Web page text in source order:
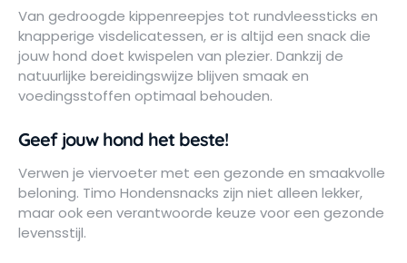
Van gedroogde kippenreepjes tot rundvleessticks en
knapperige visdelicatessen, er is altijd een snack die
jouw hond doet kwispelen van plezier. Dankzij de
natuurlijke bereidingswijze blijven smaak en
voedingsstoffen optimaal behouden.
Geef jouw hond het beste!
Verwen je viervoeter met een gezonde en smaakvolle
beloning. Timo Hondensnacks zijn niet alleen lekker,
maar ook een verantwoorde keuze voor een gezonde
levensstijl.